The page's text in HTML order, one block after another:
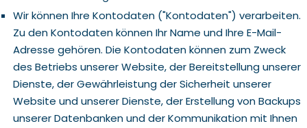
Wir können Ihre Kontodaten ("Kontodaten") verarbeiten.
Zu den Kontodaten können Ihr Name und Ihre E-Mail-
Adresse gehören. Die Kontodaten können zum Zweck
des Betriebs unserer Website, der Bereitstellung unserer
Dienste, der Gewährleistung der Sicherheit unserer
Website und unserer Dienste, der Erstellung von Backups
unserer Datenbanken und der Kommunikation mit Ihnen